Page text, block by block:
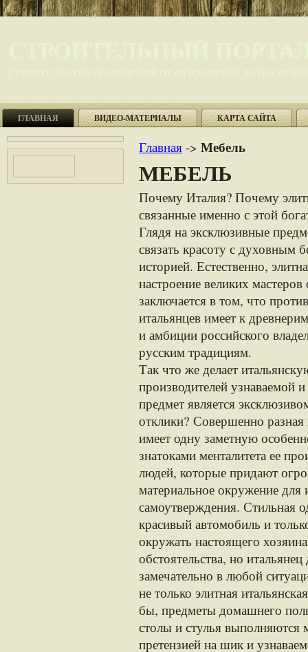
ГЛАВНАЯ ВИДЕО-МАТЕРИАЛЫ КАРТА САЙТА
Главная -> Мебель
МЕБЕЛЬ
Почему Италия? Почему
связанные именно с этой
Глядя на эксклюзивные
связать красоту с духовным
историей. Естественно,
настроение великих
заключается в том, что
итальянцев имеет к
и амбиции российского
русским традициям.
Так что же делает
производителей узнаваемой
предмет является
отклики? Совершенно
имеет одну заметную
знатоками менталитета ее
людей, которые придают
материальное окружение для
самоутверждения. Стильная
красивый автомобиль и
окружать настоящего
обстоятельства, но
замечательно в любой
не только элитная
бы, предметы домашнего
столы и стулья выполняются
претензией на шик и